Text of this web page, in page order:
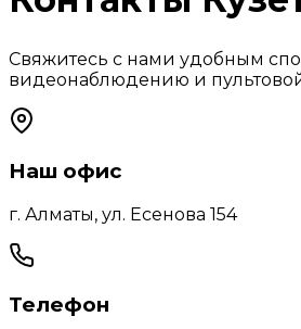
Свяжитесь с нами удобным
видеонаблюдению и
Наш офис
г. Алматы, ул. Есенова 154
Телефон